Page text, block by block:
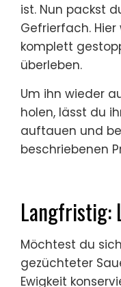
ist. Nun packst
Gefrierfach.
komplett
überleben.
Um ihn wieder
holen, lässt du
auftauen und
beschriebenen
Langfristig:
Möchtest du
gezüchteter
Ewigkeit